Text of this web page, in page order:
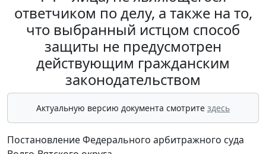
ответчиком по делу, а также на то,
что выбранный истцом способ
защиты не предусмотрен
действующим гражданским
законодательством
Актуальную версию документа смотрите здесь
Постановление Федерального арбитражного суда